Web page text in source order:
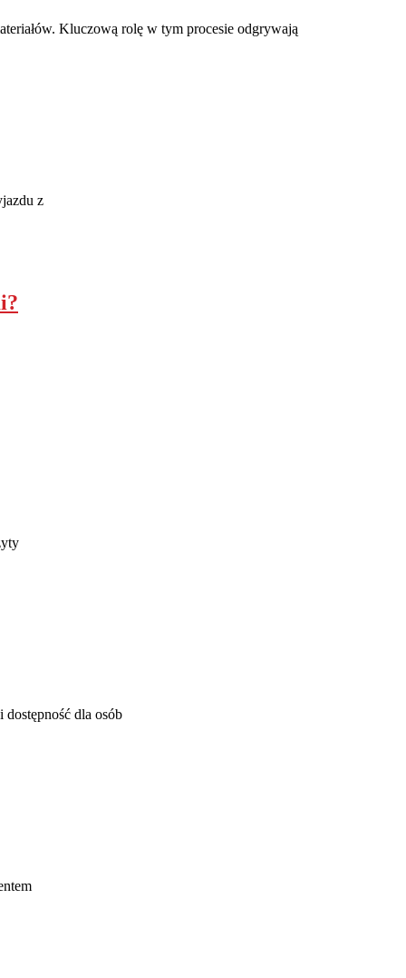
Kluczową rolę w tym procesie odgrywają
z
dostępność dla osób